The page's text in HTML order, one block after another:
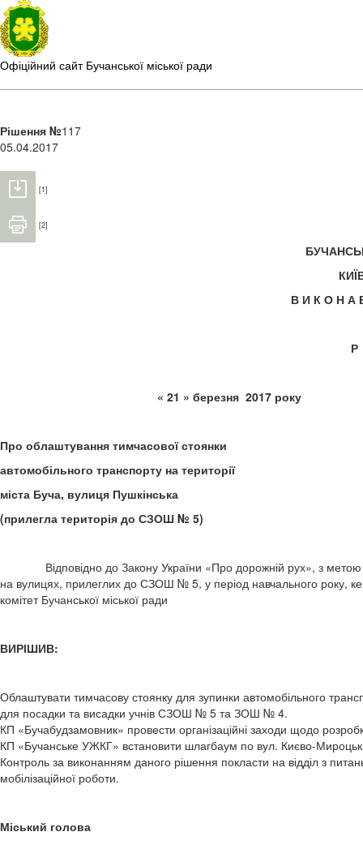
Офіційний сайт Бучанської міської ради
Рішення №117
05.04.2017
[1]
[2]
В И К О Н
« 21 »
Про облаштування тимчасової стоянки
автомобільного транспорту на території
міста Буча, вулиця Пушкінська
(прилегла територія до СЗОШ № 5)
Відповідно до Закону України «Про дорожній рух», з метою
на вулицях, прилеглих до СЗОШ № 5, у період навчального року,
комітет Бучанської міської ради
ВИРІШИВ:
Облаштувати тимчасову стоянку для зупинки автомобільного
для посадки та висадки учнів СЗОШ № 5 та ЗОШ № 4.
КП «Бучабудзамовник» провести організаційні заходи щодо
КП «Бучанське УЖКГ» встановити шлагбаум по вул. Києво-
Контроль за виконанням даного рішення покласти на відділ з
мобілізаційної роботи.
Міський голова